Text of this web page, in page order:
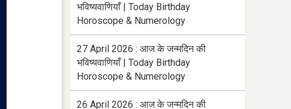
भविष्यवाणियाँ | Today Birthday
Horoscope & Numerology
27 April 2026 : आज के जन्मदिन की
भविष्यवाणियाँ | Today Birthday
Horoscope & Numerology
26 April 2026 : आज के जन्मदिन की